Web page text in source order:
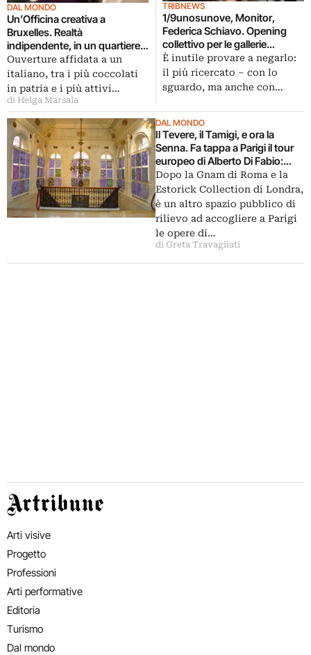
DAL MONDO
Un’Officina creativa a
Bruxelles. Realtà
indipendente, in un quartiere
centrale, per mostre, incontri,
eventi culturali. Nico Vascellari
apre le danze e Artribune vi
mostre le prime foto
Ouverture affidata a un
italiano, tra i più coccolati
in patria e i più attivi…
di Helga Marsala
TRIBNEWS
1/9unosunove, Monitor,
Federica Schiavo. Opening
collettivo per le gallerie
romane, poi tutti al party in
casa Lucherini – Berarducci:
chiccera lo cercate nella
fotogallery…
È inutile provare a negarlo:
il più ricercato – con lo
sguardo, ma anche con…
DAL MONDO
Il Tevere, il Tamigi, e ora la
Senna. Fa tappa a Parigi il tour
europeo di Alberto Di Fabio:
ecco foto e video dall’opening
alla mairie del quarto
arrondissement
Dopo la Gnam di Roma e la
Estorick Collection di Londra,
è un altro spazio pubblico di
rilievo ad accogliere a Parigi
le opere di…
di Greta Travagliati
Artribune
Arti visive
Progetto
Professioni
Arti performative
Editoria
Turismo
Dal mondo